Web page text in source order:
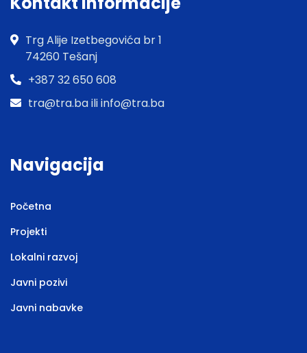
Trg Alije Izetbegovića br 1
74260 Tešanj
+387 32 650 608
tra@tra.ba ili info@tra.ba
Navigacija
Početna
Projekti
Lokalni razvoj
Javni pozivi
Javni nabavke